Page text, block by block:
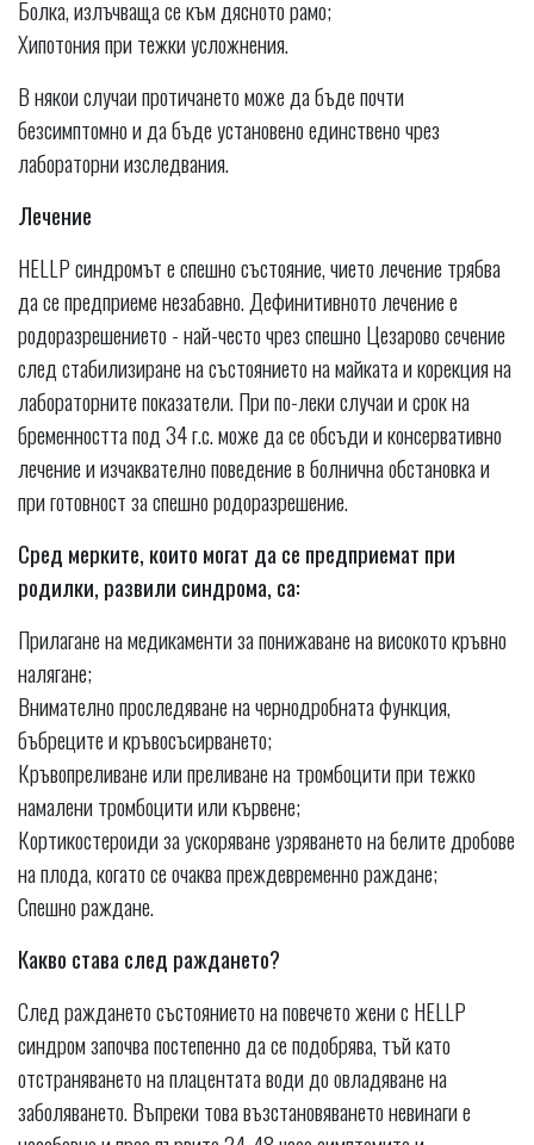
Болка, излъчваща се към дясното рамо;
Хипотония при тежки усложнения.
В някои случаи протичането може да бъде почти
безсимптомно и да бъде установено единствено чрез
лабораторни изследвания.
Лечение
HELLP синдромът е спешно състояние, чието лечение трябва
да се предприеме незабавно. Дефинитивното лечение е
родоразрешението - най-често чрез спешно Цезарово сечение
след стабилизиране на състоянието на майката и корекция на
лабораторните показатели. При по-леки случаи и срок на
бременността под 34 г.с. може да се обсъди и консервативно
лечение и изчаквателно поведение в болнична обстановка и
при готовност за спешно родоразрешение.
Сред мерките, които могат да се предприемат при
родилки, развили синдрома, са:
Прилагане на медикаменти за понижаване на високото кръвно
налягане;
Внимателно проследяване на чернодробната функция,
бъбреците и кръвосъсирването;
Кръвопреливане или преливане на тромбоцити при тежко
намалени тромбоцити или кървене;
Кортикостероиди за ускоряване узряването на белите дробове
на плода, когато се очаква преждевременно раждане;
Спешно раждане.
Какво става след раждането?
След раждането състоянието на повечето жени с HELLP
синдром започва постепенно да се подобрява, тъй като
отстраняването на плацентата води до овладяване на
заболяването. Въпреки това възстановяването невинаги е